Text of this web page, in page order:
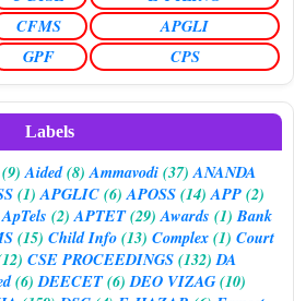
CFMS
APGLI
GPF CPS
Labels
(9) Aided(8) Ammavodi(37) ANANDA
(1) APGLIC(6) APOSS(14) APP(2)
ApTels (2) APTET(29) Awards (1) Bank
(15) Child Info(13) Complex(1) Court
CSE PROCEEDINGS(132) DA
(6) DEECET(6) DEO VIZAG(10)